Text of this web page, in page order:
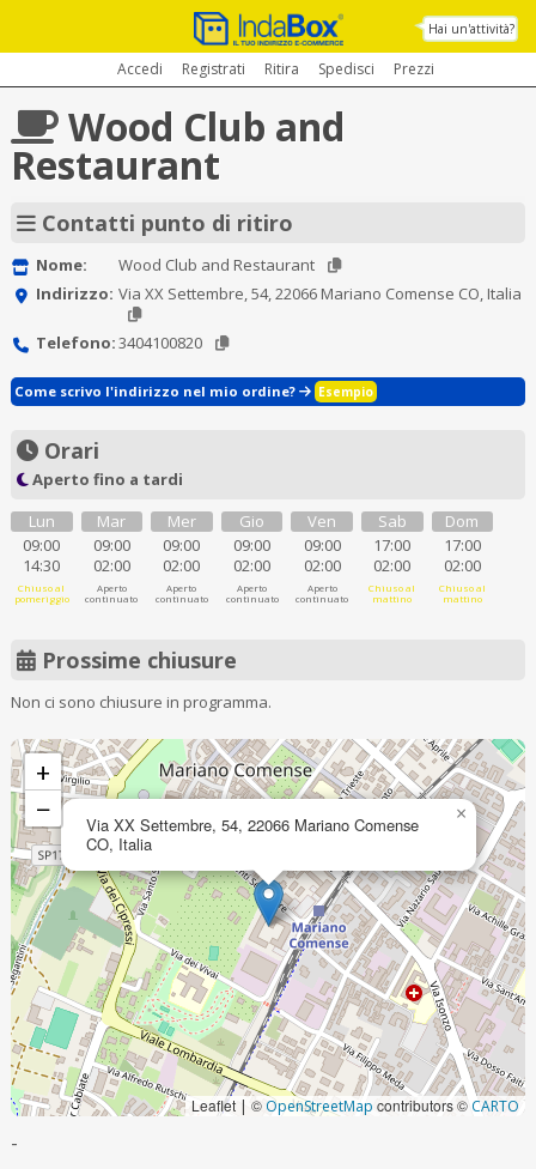
Hai un'attività?
Accedi Registrati Ritira Spedisci Prezzi
Wood Club and
Restaurant
Contatti punto di ritiro
Nome:
Wood Club and Restaurant
Indirizzo: Via XX Settembre, 54, 22066 Mariano Comense CO, Italia
Telefono:3404100820
Come scrivo l'indirizzo nel mio ordine? Esempio
Orari
Aperto fino a tardi
Lun
09:00
14:30
Chiuso al
pomeriggio
Mar
09:00
02:00
Aperto
continuato
Mer
09:00
02:00
Aperto
continuato
Gio
09:00
02:00
Aperto
continuato
Ven
09:00
02:00
Aperto
continuato
Sab
17:00
02:00
Chiuso al
mattino
Dom
17:00
02:00
Chiuso al
mattino
Prossime chiusure
Non ci sono chiusure in programma.
Via XX Settembre, 54, 22066 Mariano Comense
CO, Italia
×
+
−
Leaflet | © OpenStreetMap contributors © CARTO
-